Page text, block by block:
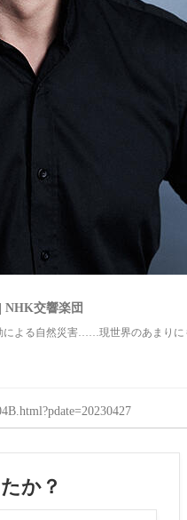
NHK交響楽団
による自然災害……現世界のあまり
か？